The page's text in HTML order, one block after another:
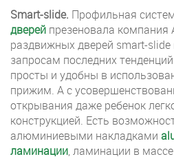
Smart-slide. Профильная
дверей презеновала компания
раздвижных дверей smart-
запросам последних
просты и удобны в
прижим. А с
открывания даже ребенок
конструкцией. Есть
алюминиевыми накладками
ламинации, ламинации в